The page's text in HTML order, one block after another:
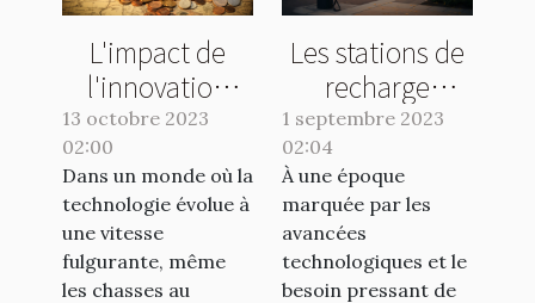
L'impact de
l'innovation
technologique
sur les chasses
au trésor
modernes
13 octobre 2023
02:00
Dans un monde où la
technologie évolue à
une vitesse
fulgurante, même
les chasses au
Les stations de
recharge
connectées et
l'évolution des
temps de
stationnement
1 septembre 2023
02:04
À une époque
marquée par les
avancées
technologiques et le
besoin pressant de